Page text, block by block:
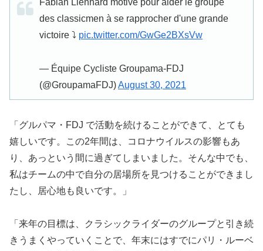
Fabian Lienhard motivé pour aider le groupe
des classicmen à se rapprocher d'une grande
victoire ⤵ pic.twitter.com/GwGe2BXsVw
— Équipe Cycliste Groupama-FDJ
(@GroupamaFDJ)August 30, 2021
「グルパマ・FDJ で活動を続けることができて、とても
嬉しいです。この2年間は、コロナウイルスの影響もあ
り、あっという間に過ぎてしまいました。そんな中でも、
私はチームの中で自分の居場所を見つけることができまし
たし、居心地も良いです。」
「来年の目標は、クラシックライダーのグループと引き続
きうまくやっていくことで、年末にはすでにパリ・ルーベ